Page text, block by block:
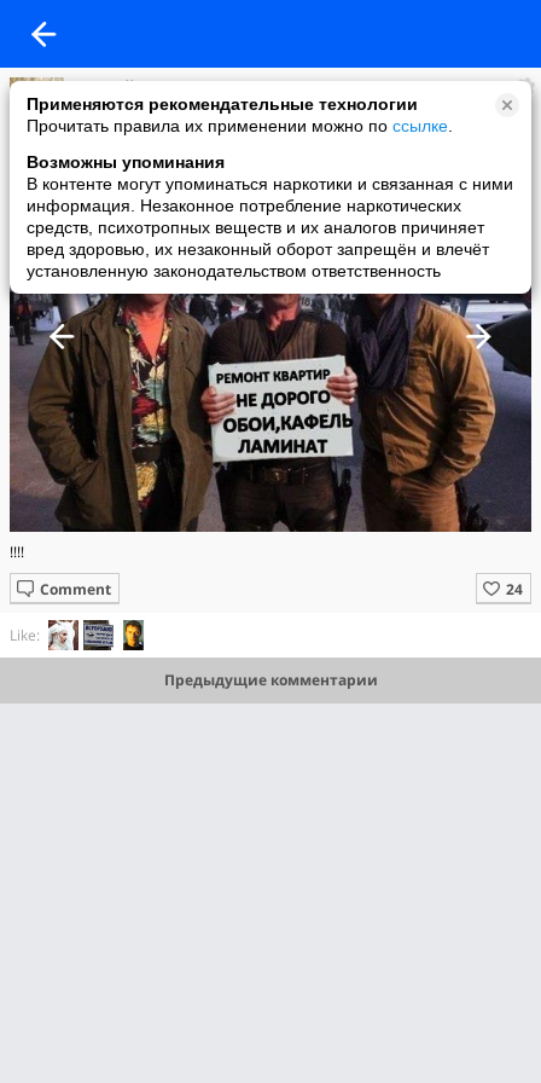
Применяются рекомендательные технологии
Прочитать правила их применении можно по ссылке
Возможны упоминания
В контенте могут упоминаться наркотики и связанная с ними
информация. Незаконное потребление наркотических
средств, психотропных веществ и их аналогов причиняет
вред здоровью, их незаконный оборот запрещён и влечёт
установленную законодательством ответственность
Алексей Разумов
added a photo
02 Aug в 21:44
!!!!
Comment
Like:
Предыдущие комментарии